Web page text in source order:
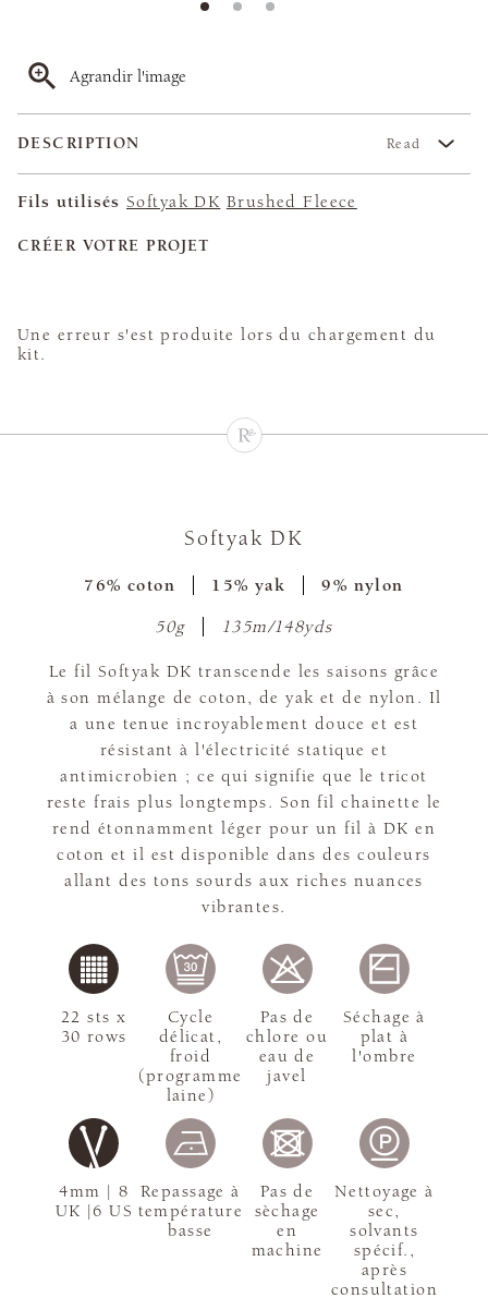
Agrandir l'image
DESCRIPTION Read
Fils utilisés Softyak DK Brushed Fleece
CRÉER VOTRE PROJET
Une erreur s'est produite lors du chargement du
kit.
Softyak DK
76% coton 15% yak 9% nylon
50g 135m/148yds
Le fil Softyak DK transcende les saisons grâce
à son mélange de coton, de yak et de nylon. Il
a une tenue incroyablement douce et est
résistant à l'électricité statique et
antimicrobien ; ce qui signifie que le tricot
reste frais plus longtemps. Son fil chainette le
rend étonnamment léger pour un fil à DK en
coton et il est disponible dans des couleurs
allant des tons sourds aux riches nuances
vibrantes.
4mm | 8
UK |6 US
22 sts x
30 rows
Cycle
délicat,
froid
(programme
laine)
Pas de
chlore ou
eau de
javel
Séchage à
plat à
l'ombre
Repassage à
température
basse
Pas de
sèchage
en
machine
Nettoyage à
sec,
solvants
spécif.,
après
consultation